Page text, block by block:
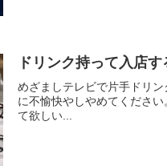
ドリンク持って入店
めざましテレビで片手ドリ
に不愉快やしやめてくださ
て欲しい...